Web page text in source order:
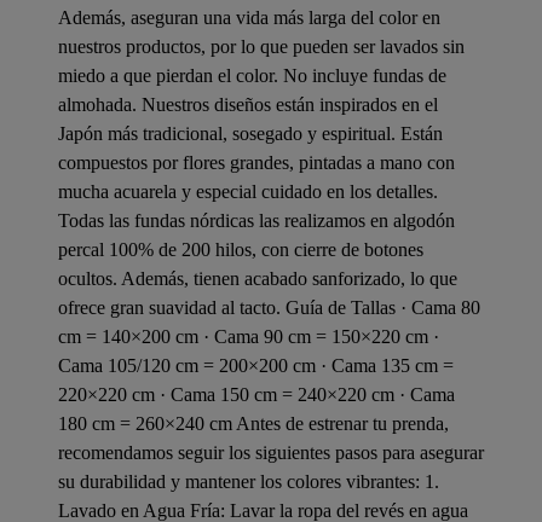
Además, aseguran una vida más larga del color en
nuestros productos, por lo que pueden ser lavados sin
miedo a que pierdan el color. No incluye fundas de
almohada. Nuestros diseños están inspirados en el
Japón más tradicional, sosegado y espiritual. Están
compuestos por flores grandes, pintadas a mano con
mucha acuarela y especial cuidado en los detalles.
Todas las fundas nórdicas las realizamos en algodón
percal 100% de 200 hilos, con cierre de botones
ocultos. Además, tienen acabado sanforizado, lo que
ofrece gran suavidad al tacto. Guía de Tallas · Cama 80
cm = 140×200 cm · Cama 90 cm = 150×220 cm ·
Cama 105/120 cm = 200×200 cm · Cama 135 cm =
220×220 cm · Cama 150 cm = 240×220 cm · Cama
180 cm = 260×240 cm Antes de estrenar tu prenda,
recomendamos seguir los siguientes pasos para asegurar
su durabilidad y mantener los colores vibrantes: 1.
Lavado en Agua Fría: Lavar la ropa del revés en agua